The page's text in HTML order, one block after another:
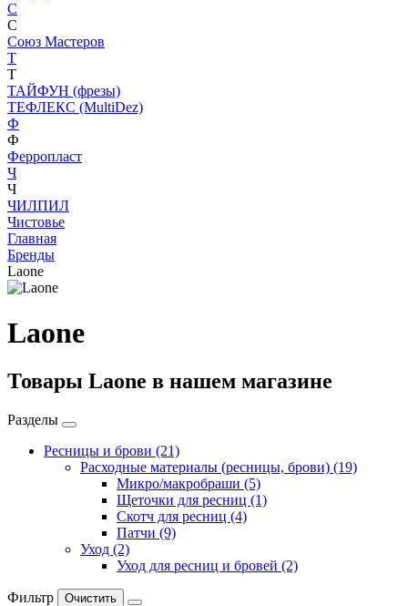
С
С
Союз Мастеров
Т
Т
ТАЙФУН (фрезы)
ТЕФЛЕКС (MultiDez)
Ф
Ф
Ферропласт
Ч
Ч
ЧИЛПИЛ
Чистовье
Главная
Бренды
Laone
Laone
Товары Laone в нашем магазине
Разделы
Ресницы и брови (21)
Расходные материалы (ресницы, брови) (19)
Микро/макробраши (5)
Щеточки для ресниц (1)
Скотч для ресниц (4)
Патчи (9)
Уход (2)
Уход для ресниц и бровей (2)
Фильтр